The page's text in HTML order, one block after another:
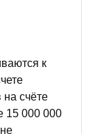
к
счёте
15 000 000